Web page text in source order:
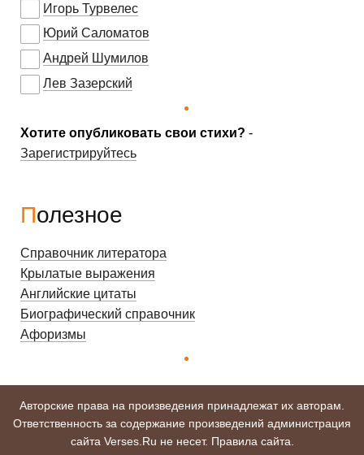
Игорь Турвелес
Юрий Саломатов
Андрей Шумилов
Лев Зазерский
Хотите опубликовать свои стихи? -
Зарегистрируйтесь
Полезное
Справочник литератора
Крылатые выражения
Английские цитаты
Биографический справочник
Афоризмы
Авторские права на произведения принадлежат их авторам.
Ответственность за содержание произведений администрация
сайта Verses.Ru не несет. Правила сайта